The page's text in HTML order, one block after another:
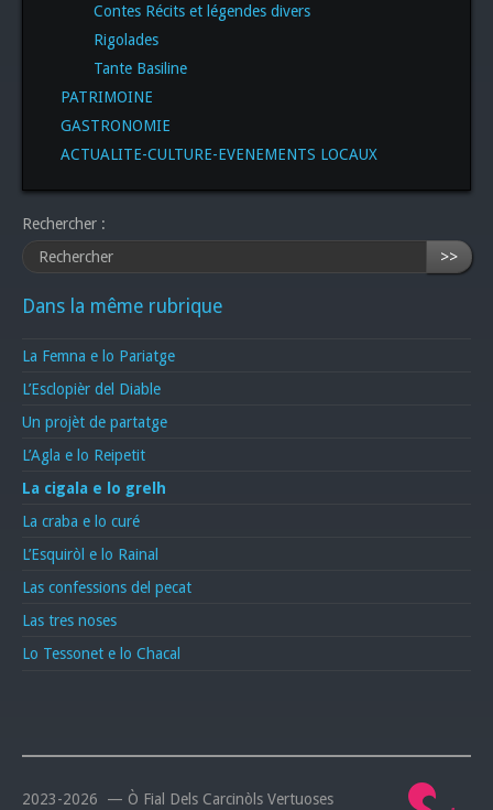
Contes Récits et légendes divers
Rigolades
Tante Basiline
PATRIMOINE
GASTRONOMIE
ACTUALITE-CULTURE-EVENEMENTS LOCAUX
Rechercher :
>>
Dans la même rubrique
La Femna e lo Pariatge
L’Esclopièr del Diable
Un projèt de partatge
L’Agla e lo Reipetit
La cigala e lo grelh
La craba e lo curé
L’Esquiròl e lo Rainal
Las confessions del pecat
Las tres noses
Lo Tessonet e lo Chacal
2023-2026 — Ò Fial Dels Carcinòls Vertuoses